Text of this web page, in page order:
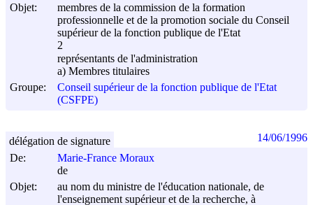
Objet:
membres de la commission de la formation
professionnelle et de la promotion sociale du Conseil
supérieur de la fonction publique de l'Etat
2
représentants de l'administration
a) Membres titulaires
Groupe:
Conseil supérieur de la fonction publique de l'Etat
(CSFPE)
De:
Marie-France Moraux
de
Objet:
au nom du ministre de l'éducation nationale, de
l'enseignement supérieur et de la recherche, à
délégation de signature 14/06/1996